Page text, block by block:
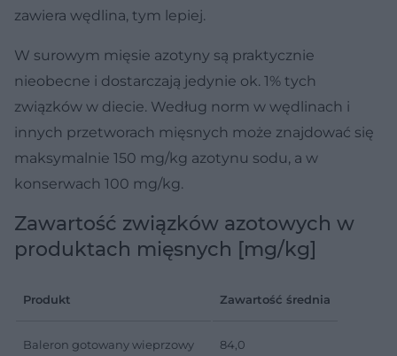
zawiera wędlina, tym lepiej.
W surowym mięsie azotyny są praktycznie
nieobecne i dostarczają jedynie ok. 1% tych
związków w diecie. Według norm w wędlinach i
innych przetworach mięsnych może znajdować się
maksymalnie 150 mg/kg azotynu sodu, a w
konserwach 100 mg/kg.
Zawartość związków azotowych w
produktach mięsnych [mg/kg]
Produkt Zawartość średnia
Baleron gotowany wieprzowy 84,0